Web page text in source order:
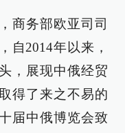
商务部欧亚司司
自2014年以来，
，展现中俄经贸
得了来之不易的
届中俄博览会致